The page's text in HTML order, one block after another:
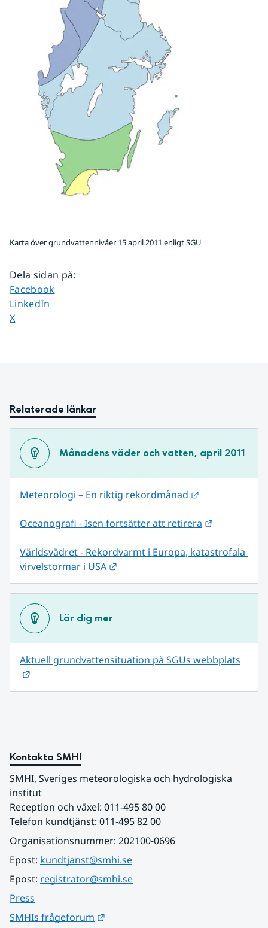
Karta över grundvattennivåer 15 april 2011 enligt SGU
Dela sidan på:
Dela sidan på
Facebook
Dela sidan på
LinkedIn
Dela sidan på
X
Relaterade länkar
Månadens väder och vatten, april 2011
Meteorologi – En riktig rekordmånad
Oceanografi - Isen fortsätter att retirera
Världsvädret - Rekordvarmt i Europa, katastrofala
virvelstormar i USA
Lär dig mer
Aktuell grundvattensituation på SGUs webbplats
Kontakta SMHI
SMHI, Sveriges meteorologiska och hydrologiska
institut
Reception och växel: 011-495 80 00
Telefon kundtjänst: 011-495 82 00
Organisationsnummer: 202100-0696
Epost: kundtjanst@smhi.se
Epost: registrator@smhi.se
Press
SMHIs frågeforum